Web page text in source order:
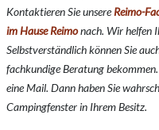
Kontaktieren Sie unsereReimo-
im Hause Reimonach. Wir helfen
Selbstverständlich können Sie
fachkundige Beratung
eine Mail. Dann haben Sie
Campingfenster in Ihrem Besitz.